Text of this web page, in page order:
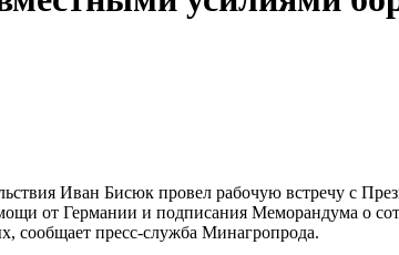
Иван Бисюк провел рабочую встречу с
от Германии и подписания Меморандума о
сообщает пресс-служба Минагропрода.